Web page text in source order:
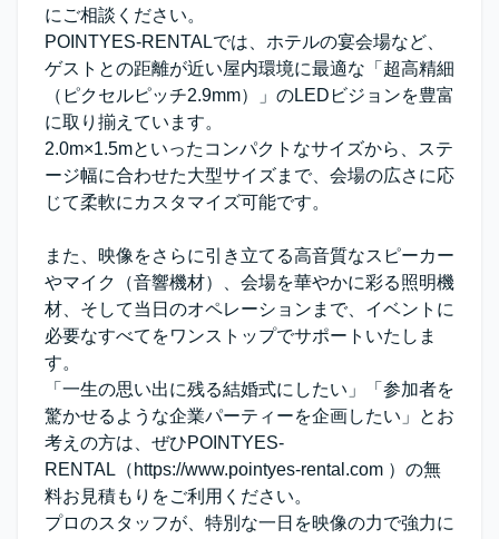
にご相談ください。
POINTYES-RENTALでは、ホテルの宴会場など、
ゲストとの距離が近い屋内環境に最適な「超高精細
（ピクセルピッチ2.9mm）」のLEDビジョンを豊富
に取り揃えています。
2.0m×1.5mといったコンパクトなサイズから、ステ
ージ幅に合わせた大型サイズまで、会場の広さに応
じて柔軟にカスタマイズ可能です。
また、映像をさらに引き立てる高音質なスピーカー
やマイク（音響機材）、会場を華やかに彩る照明機
材、そして当日のオペレーションまで、イベントに
必要なすべてをワンストップでサポートいたしま
す。
「一生の思い出に残る結婚式にしたい」「参加者を
驚かせるような企業パーティーを企画したい」とお
考えの方は、ぜひPOINTYES-
RENTAL（ https://www.pointyes-rental.com ）の無
料お見積もりをご利用ください。
プロのスタッフが、特別な一日を映像の力で強力に